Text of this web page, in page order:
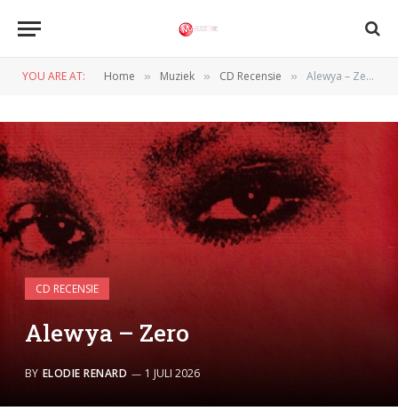
YOU ARE AT: Home » Muziek » CD Recensie » Alewya – Zero
CD RECENSIE
Alewya – Zero
BY ELODIE RENARD 1 JULI 2026